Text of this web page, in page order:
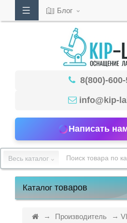
53-
15
Блог
8(800)-
info@kip-
Написать
Весь каталог
Каталогтоваров
Производитель